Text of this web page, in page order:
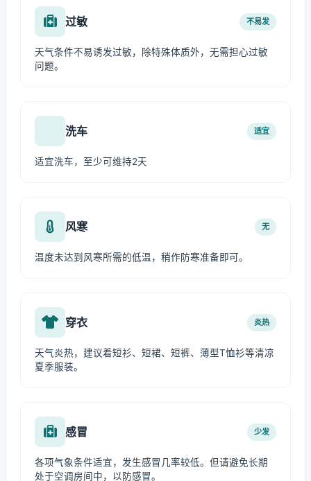
过敏 不易发
天气条件不易诱发过敏，除特殊体质外，无需担心过敏
问题。
洗车 适宜
适宜洗车，至少可维持2天
风寒 无
温度未达到风寒所需的低温，稍作防寒准备即可。
穿衣 炎热
天气炎热，建议着短衫、短裙、短裤、薄型T恤衫等清凉
夏季服装。
感冒 少发
各项气象条件适宜，发生感冒几率较低。但请避免长期
处于空调房间中，以防感冒。